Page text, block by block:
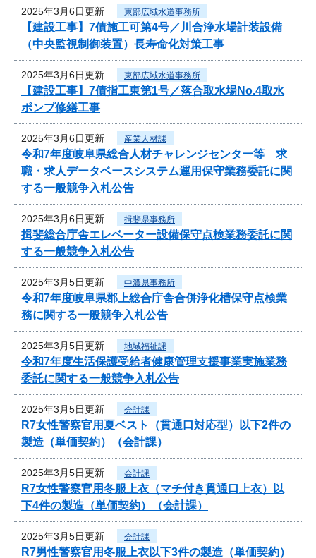
2025年3月6日更新 東部広域水道事務所
【建設工事】7債施工可第4号／川合浄水場計装設備
（中央監視制御装置）長寿命化対策工事
2025年3月6日更新 東部広域水道事務所
【建設工事】7債指工東第1号／落合取水場No.4取水
ポンプ修繕工事
2025年3月6日更新 産業人材課
令和7年度岐阜県総合人材チャレンジセンター等 求
職・求人データベースシステム運用保守業務委託に関
する一般競争入札公告
2025年3月6日更新 揖斐県事務所
揖斐総合庁舎エレベーター設備保守点検業務委託に関
する一般競争入札公告
2025年3月5日更新 中濃県事務所
令和7年度岐阜県郡上総合庁舎合併浄化槽保守点検業
務に関する一般競争入札公告
2025年3月5日更新 地域福祉課
令和7年度生活保護受給者健康管理支援事業実施業務
委託に関する一般競争入札公告
2025年3月5日更新 会計課
R7女性警察官用夏ベスト（貫通口対応型）以下2件の
製造（単価契約）（会計課）
2025年3月5日更新 会計課
R7女性警察官用冬服上衣（マチ付き貫通口上衣）以
下4件の製造（単価契約）（会計課）
2025年3月5日更新 会計課
R7男性警察官用冬服上衣以下3件の製造（単価契約）